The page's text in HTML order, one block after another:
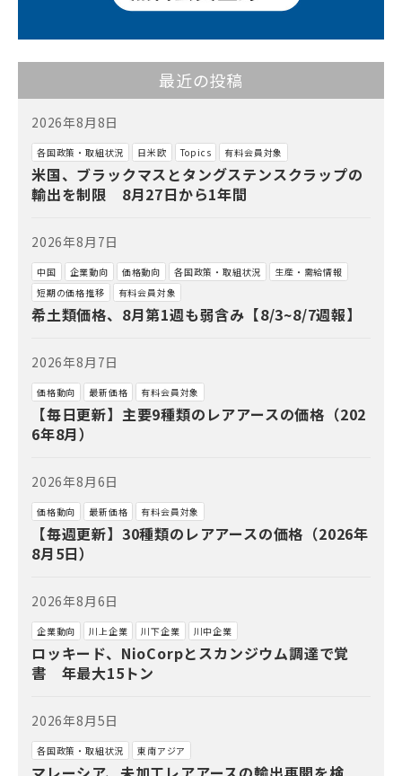
最近の投稿
2026年8月8日
各国政策・取組状況 日米欧 Topics 有料会員対象
米国、ブラックマスとタングステンスクラップの
輸出を制限 8月27日から1年間
2026年8月7日
中国 企業動向 価格動向 各国政策・取組状況
生産・需給情報
短期の価格推移
有料会員対象
希土類価格、8月第1週も弱含み【8/3~8/7週報】
2026年8月7日
価格動向 最新価格 有料会員対象
【毎日更新】主要9種類のレアアースの価格（202
6年8月）
2026年8月6日
価格動向 最新価格 有料会員対象
【毎週更新】30種類のレアアースの価格（2026年
8月5日）
2026年8月6日
企業動向 川上企業 川下企業 川中企業
ロッキード、NioCorpとスカンジウム調達で覚
書 年最大15トン
2026年8月5日
各国政策・取組状況 東南アジア